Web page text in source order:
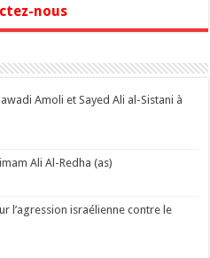
nous
Amoli et Sayed Ali al-Sistani à
Ali Al-Redha (as)
l’agression israélienne contre le